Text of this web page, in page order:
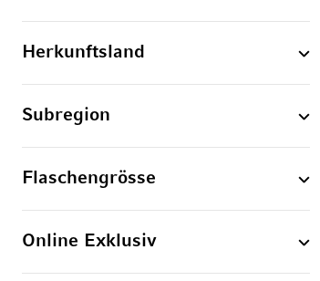
Herkunftsland
Subregion
Flaschengrösse
Online Exklusiv